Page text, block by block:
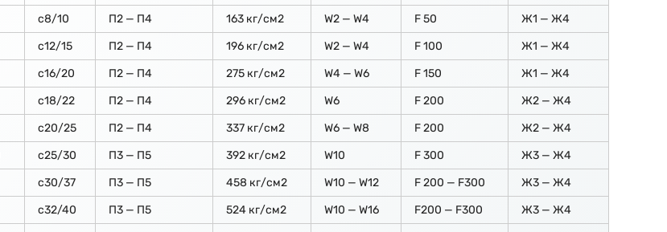
c8/10 П2 — П4 163 кг/см2 W2 — W4 F 50
Ж1 — Ж4
с12/15 П2 — П4 196 кг/см2 W2 — W4 F 100
Ж1 — Ж4
с16/20 П2 — П4 275 кг/см2 W4 — W6 F 150
Ж1 — Ж4
с18/22 П2 — П4 296 кг/см2 W6 F 200
Ж2 — Ж4
с20/25 П2 — П4 337 кг/см2 W6 — W8 F 200
Ж2 — Ж4
с25/30 П3 — П5 392 кг/см2 W10 F 300
Ж3 — Ж4
с30/37 П3 — П5 458 кг/см2 W10 — W12 F 200 — F300
Ж3 — Ж4
с32/40 П3 — П5 524 кг/см2 W10 — W16 F200 — F300
Ж3 — Ж4